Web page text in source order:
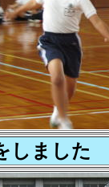
しました